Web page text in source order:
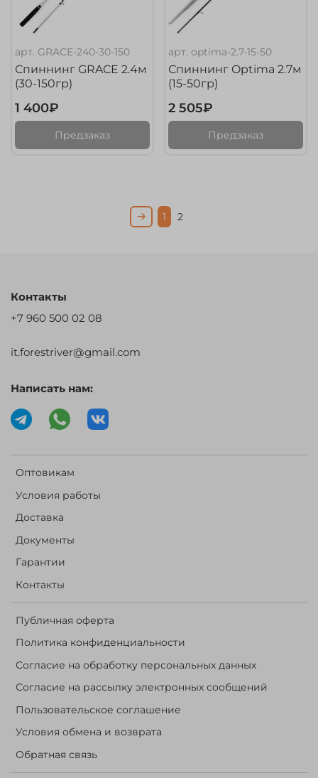
арт. GRACE-240-30-150
Спиннинг GRACE 2.4м
(30-150гр)
1 400₽
Предзаказ
арт.optima-2.7-15-50
Спиннинг Optima 2.7м
(15-50гр)
2 505₽
Предзаказ
1 2
Оптовикам
Условия работы
Доставка
Документы
Гарантии
Контакты
Публичная оферта
Политика конфиденциальности
Согласие на обработку персональных данных
Согласие на рассылку электронных сообщений
Пользовательское соглашение
Условия обмена и возврата
Обратная связь
Контакты
+7 960 500 02 08
it.forestriver@gmail.com
Написать нам: